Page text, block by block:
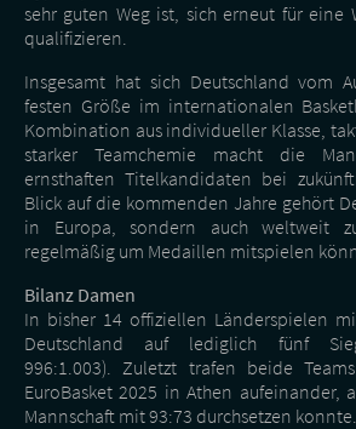
sehr guten Weg ist, sich erneut für eine
qualifizieren.
Insgesamt hat sich Deutschland vom
festen Größe im internationalen
Kombination aus individueller Klasse,
starker Teamchemie macht die
ernsthaften Titelkandidaten bei
Blick auf die kommenden Jahre gehört
in Europa, sondern auch weltweit
regelmäßig um Medaillen mitspielen
Bilanz Damen
In bisher 14 offiziellen Länderspielen
Deutschland auf lediglich fünf
996:1.003). Zuletzt trafen beide
EuroBasket 2025 in Athen aufeinander,
Mannschaft mit 93:73 durchsetzen konnte.